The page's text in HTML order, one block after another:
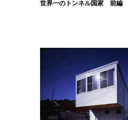
世界一のトンネル国家 前編